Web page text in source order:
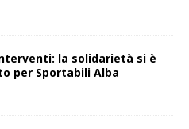
la solidarietà si è
per Sportabili Alba